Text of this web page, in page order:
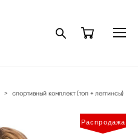
>
спортивный комплект (топ + леггинсы)
Распродажа